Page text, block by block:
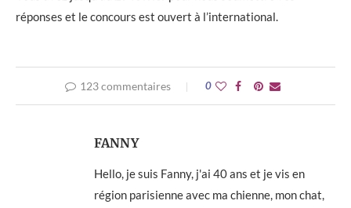
réponses et le concours est ouvert à l’international.
123 commentaires 0
FANNY
Hello, je suis Fanny, j'ai 40 ans et je vis en
région parisienne avec ma chienne, mon chat,